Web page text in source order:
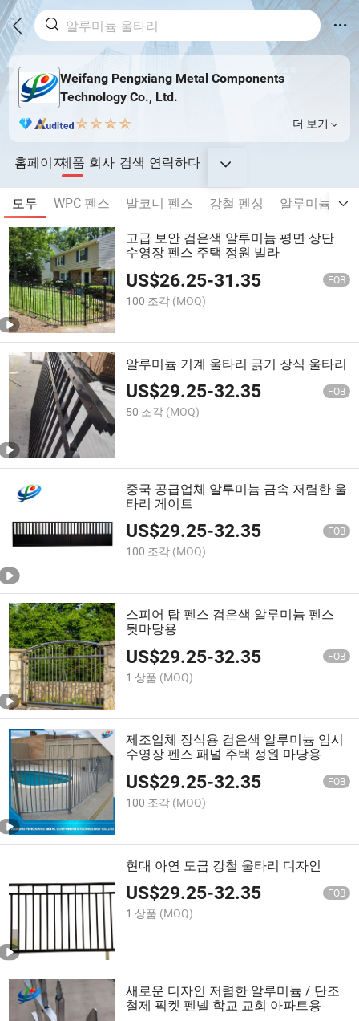
Weifang Pengxiang Metal Components
Technology Co., Ltd.
더 보기
홈페이지제품 회사 검색 연락하다
모두 WPC 펜스 발코니 펜스 강철 펜싱
알루미늄 펜싱
고급 보안 검은색 알루미늄 평면 상단
수영장 펜스 주택 정원 빌라
US$26.25-31.35 FOB
100 조각 (MOQ)
알루미늄 기계 울타리 긁기 장식 울타리
US$29.25-32.35 FOB
50 조각 (MOQ)
중국 공급업체 알루미늄 금속 저렴한 울
타리 게이트
US$29.25-32.35 FOB
100 조각 (MOQ)
스피어 탑 펜스 검은색 알루미늄 펜스
뒷마당용
US$29.25-32.35 FOB
1 상품 (MOQ)
제조업체 장식용 검은색 알루미늄 임시
수영장 펜스 패널 주택 정원 마당용
US$29.25-32.35 FOB
100 조각 (MOQ)
현대 아연 도금 강철 울타리 디자인
US$29.25-32.35 FOB
1 상품 (MOQ)
새로운 디자인 저렴한 알루미늄 / 단조
철제 픽켓 펜넬 학교 교회 아파트용